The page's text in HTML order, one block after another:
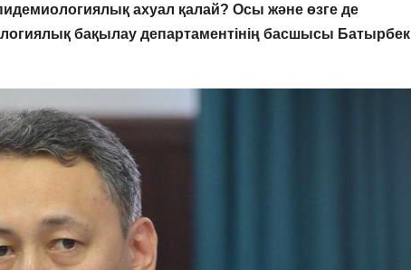
ахуал қалай? Осы және өзге де
бақылау департаментінің басшысы Батырбек